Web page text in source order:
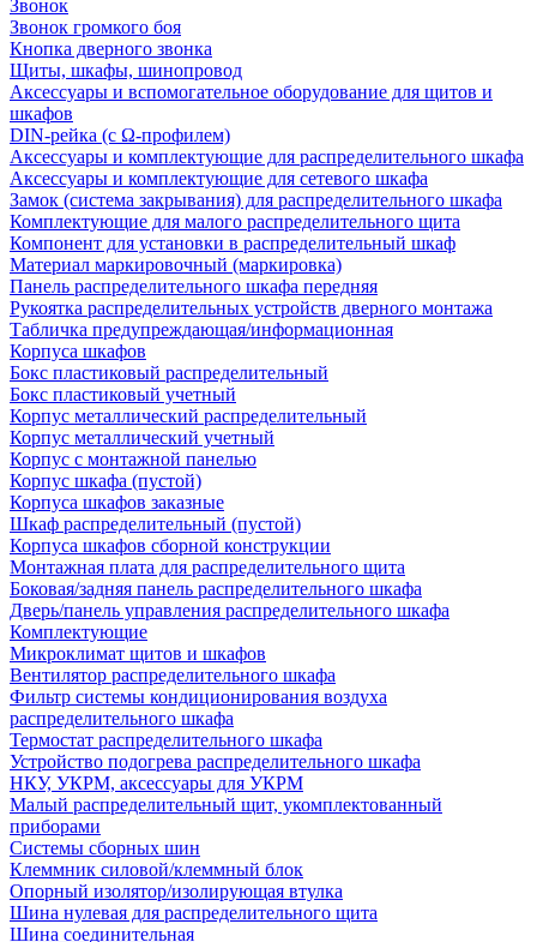
Звонок
Звонок громкого боя
Кнопка дверного звонка
Щиты, шкафы, шинопровод
Аксессуары и вспомогательное оборудование для щитов и
шкафов
DIN-рейка (с Ω-профилем)
Аксессуары и комплектующие для распределительного шкафа
Аксессуары и комплектующие для сетевого шкафа
Замок (система закрывания) для распределительного шкафа
Комплектующие для малого распределительного щита
Компонент для установки в распределительный шкаф
Материал маркировочный (маркировка)
Панель распределительного шкафа передняя
Рукоятка распределительных устройств дверного монтажа
Табличка предупреждающая/информационная
Корпуса шкафов
Бокс пластиковый распределительный
Бокс пластиковый учетный
Корпус металлический распределительный
Корпус металлический учетный
Корпус с монтажной панелью
Корпус шкафа (пустой)
Корпуса шкафов заказные
Шкаф распределительный (пустой)
Корпуса шкафов сборной конструкции
Монтажная плата для распределительного щита
Боковая/задняя панель распределительного шкафа
Дверь/панель управления распределительного шкафа
Комплектующие
Микроклимат щитов и шкафов
Вентилятор распределительного шкафа
Фильтр системы кондиционирования воздуха
распределительного шкафа
Термостат распределительного шкафа
Устройство подогрева распределительного шкафа
НКУ, УКРМ, аксессуары для УКРМ
Малый распределительный щит, укомплектованный
приборами
Системы сборных шин
Клеммник силовой/клеммный блок
Опорный изолятор/изолирующая втулка
Шина нулевая для распределительного щита
Шина соединительная